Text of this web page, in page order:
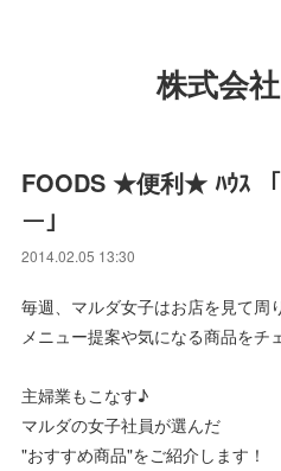
株式会
FOODS ★便利★ ﾊｳｽ
ー」
2014.02.05 13:30
毎週、マルダ女子はお店を見て周り
メニュー提案や気になる商品をチ
主婦業もこなす♪
マルダの女子社員が選んだ
"おすすめ商品"をご紹介します！